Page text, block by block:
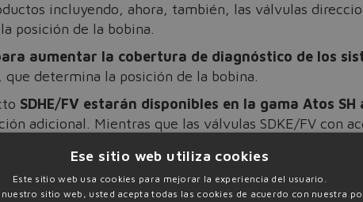
incluyendo, ahora, también, las válvulas
posición de la bobina.
aumentar la cobertura de diagnóstico de los
determina la posición de la bobina.
SDHE/FV estarán disponibles en la gama Atos
adicional. Mientras que las válvulas SDKE/FV con
Ese sitio web utiliza cookies
Este sitio web usa cookies para mejorar la experiencia del usuario.
sitio web, usted acepta todas las cookies de acuerdo con nuestra